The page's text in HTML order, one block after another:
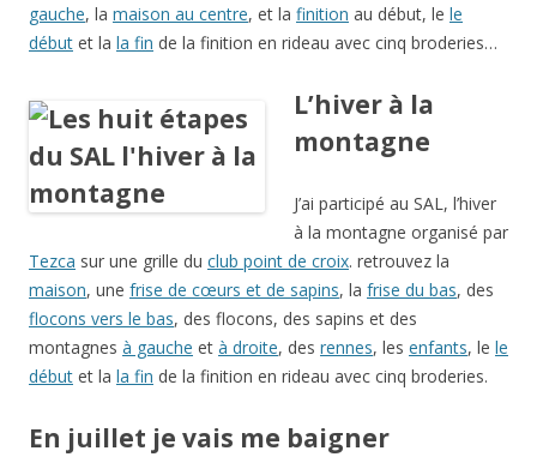
gauche, la maison au centre, et la finition au début, le le
début et la la fin de la finition en rideau avec cinq broderies…
L’hiver à la
montagne
J’ai participé au SAL, l’hiver
à la montagne organisé par
Tezca sur une grille du club point de croix. retrouvez la
maison, une frise de cœurs et de sapins, la frise du bas, des
flocons vers le bas, des flocons, des sapins et des
montagnes à gauche et à droite, des rennes, les enfants, le le
début et la la fin de la finition en rideau avec cinq broderies.
En juillet je vais me baigner